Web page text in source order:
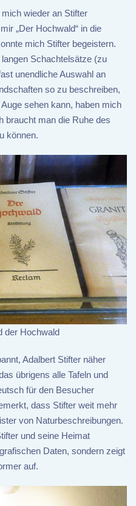
wieder an Stifter
„Der Hochwald“ in die
mich Stifter begeistern.
Schachtelsätze (zu
unendliche Auswahl an
so zu beschreiben,
sehen kann, haben mich
braucht man die Ruhe des
können.
der Hochwald
Adalbert Stifter näher
übrigens alle Tafeln und
für den Besucher
dass Stifter weit mehr
von Naturbeschreibungen.
und seine Heimat
Daten, sondern zeigt
auf.